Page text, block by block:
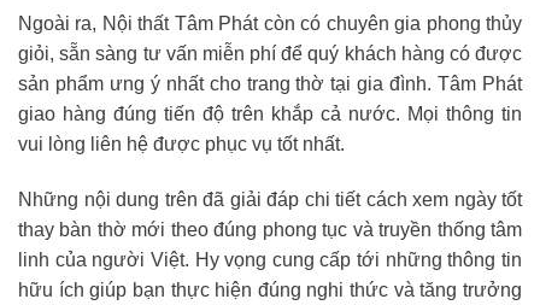
Ngoài ra, Nội thất Tâm Phát còn có chuyên gia phong thủy
giỏi, sẵn sàng tư vấn miễn phí để quý khách hàng có được
sản phẩm ưng ý nhất cho trang thờ tại gia đình. Tâm Phát
giao hàng đúng tiến độ trên khắp cả nước. Mọi thông tin
vui lòng liên hệ được phục vụ tốt nhất.
Những nội dung trên đã giải đáp chi tiết cách xem ngày tốt
thay bàn thờ mới theo đúng phong tục và truyền thống tâm
linh của người Việt. Hy vọng cung cấp tới những thông tin
hữu ích giúp bạn thực hiện đúng nghi thức và tăng trưởng